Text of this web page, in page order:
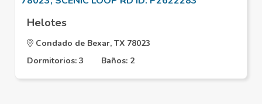
Helotes
Condado de Bexar, TX 78023
Dormitorios: 3
Baños: 2